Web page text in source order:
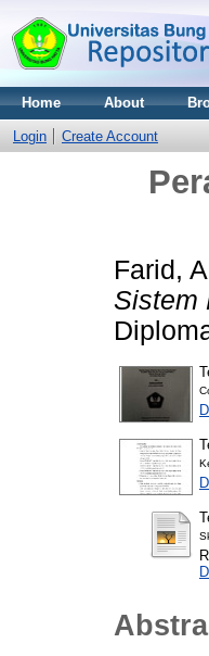
Home About
Login Create Account
Farid,
Sistem